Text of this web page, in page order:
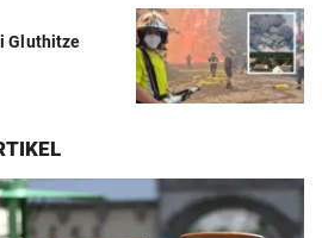
Gluthitze